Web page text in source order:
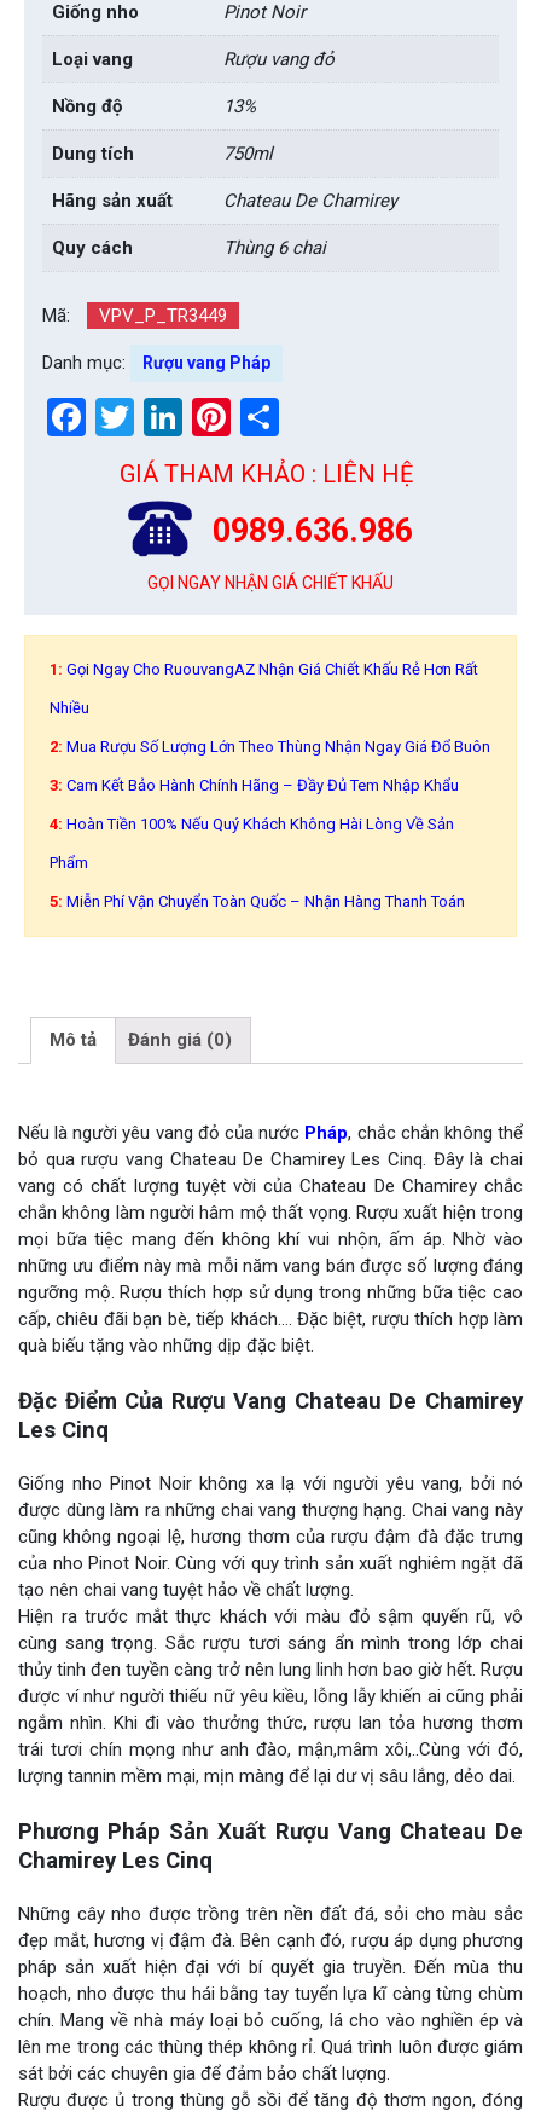
Giống nho Pinot Noir
Loại vang Rượu vang đỏ
Nồng độ 13%
Dung tích 750ml
Hãng sản xuất Chateau De Chamirey
Quy cách Thùng 6 chai
Mã: VPV_P_TR3449
Danh mục: Rượu vang Pháp
Facebook
Twitter
LinkedIn
Pinterest
GIÁ THAM KHẢO : LIÊN HỆ
0989.636.986
GỌI NGAY NHẬN GIÁ CHIẾT KHẤU
1: Gọi Ngay Cho RuouvangAZ Nhận Giá Chiết Khấu Rẻ Hơn Rất
Nhiều
2: Mua Rượu Số Lượng Lớn Theo Thùng Nhận Ngay Giá Đổ Buôn
3: Cam Kết Bảo Hành Chính Hãng – Đầy Đủ Tem Nhập Khẩu
4: Hoàn Tiền 100% Nếu Quý Khách Không Hài Lòng Về Sản
Phẩm
5: Miễn Phí Vận Chuyển Toàn Quốc – Nhận Hàng Thanh Toán
Mô tả Đánh giá (0)
Nếu là người yêu vang đỏ của nước Pháp, chắc chắn không thể
bỏ qua rượu vang Chateau De Chamirey Les Cinq. Đây là chai
vang có chất lượng tuyệt vời của Chateau De Chamirey chắc
chắn không làm người hâm mộ thất vọng. Rượu xuất hiện trong
mọi bữa tiệc mang đến không khí vui nhộn, ấm áp. Nhờ vào
những ưu điểm này mà mỗi năm vang bán được số lượng đáng
ngưỡng mộ. Rượu thích hợp sử dụng trong những bữa tiệc cao
cấp, chiêu đãi bạn bè, tiếp khách…. Đặc biệt, rượu thích hợp làm
quà biếu tặng vào những dịp đặc biệt.
Đặc Điểm Của Rượu Vang Chateau De Chamirey
Les Cinq
Giống nho Pinot Noir không xa lạ với người yêu vang, bởi nó
được dùng làm ra những chai vang thượng hạng. Chai vang này
cũng không ngoại lệ, hương thơm của rượu đậm đà đặc trưng
của nho Pinot Noir. Cùng với quy trình sản xuất nghiêm ngặt đã
tạo nên chai vang tuyệt hảo về chất lượng.
Hiện ra trước mắt thực khách với màu đỏ sậm quyến rũ, vô
cùng sang trọng. Sắc rượu tươi sáng ẩn mình trong lớp chai
thủy tinh đen tuyền càng trở nên lung linh hơn bao giờ hết. Rượu
được ví như người thiếu nữ yêu kiều, lỗng lẫy khiến ai cũng phải
ngắm nhìn. Khi đi vào thưởng thức, rượu lan tỏa hương thơm
trái tươi chín mọng như anh đào, mận,mâm xôi,..Cùng với đó,
lượng tannin mềm mại, mịn màng để lại dư vị sâu lắng, dẻo dai.
Phương Pháp Sản Xuất Rượu Vang Chateau De
Chamirey Les Cinq
Những cây nho được trồng trên nền đất đá, sỏi cho màu sắc
đẹp mắt, hương vị đậm đà. Bên cạnh đó, rượu áp dụng phương
pháp sản xuất hiện đại với bí quyết gia truyền. Đến mùa thu
hoạch, nho được thu hái bằng tay tuyển lựa kĩ càng từng chùm
chín. Mang về nhà máy loại bỏ cuống, lá cho vào nghiền ép và
lên me trong các thùng thép không rỉ. Quá trình luôn được giám
sát bởi các chuyên gia để đảm bảo chất lượng.
Rượu được ủ trong thùng gỗ sồi để tăng độ thơm ngon, đóng